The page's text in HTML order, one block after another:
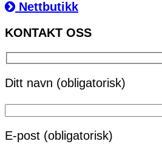
Nettbutikk
KONTAKT OSS
Ditt navn (obligatorisk)
E-post (obligatorisk)